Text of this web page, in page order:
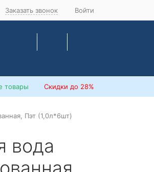
Заказать звонок Войти
товары Скидки до 28%
Пэт (1,0л*6шт)
вода